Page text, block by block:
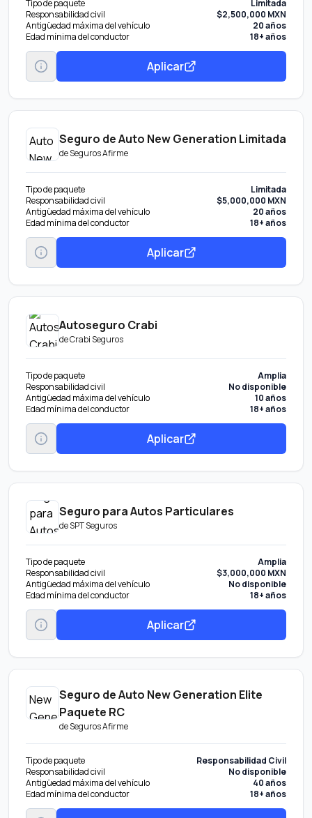
Tipo de paquete
Limitada
Responsabilidad civil
$2,500,000 MXN
Antigüedad máxima del vehículo
20 años
Edad mínima del conductor
18+ años
Aplicar
Seguro de Auto New Generation Limitada
deSeguros Afirme
Tipo de paquete
Limitada
Responsabilidad civil
$5,000,000 MXN
Antigüedad máxima del vehículo
20 años
Edad mínima del conductor
18+ años
Aplicar
Autoseguro Crabi
deCrabi Seguros
Tipo de paquete
Amplia
Responsabilidad civil
No disponible
Antigüedad máxima del vehículo
10 años
Edad mínima del conductor
18+ años
Aplicar
Seguro para Autos Particulares
deSPT Seguros
Tipo de paquete
Amplia
Responsabilidad civil
$3,000,000 MXN
Antigüedad máxima del vehículo
No disponible
Edad mínima del conductor
18+ años
Aplicar
Seguro de Auto New Generation Elite
Paquete RC
deSeguros Afirme
Tipo de paquete
Responsabilidad Civil
Responsabilidad civil
No disponible
Antigüedad máxima del vehículo
40 años
Edad mínima del conductor
18+ años